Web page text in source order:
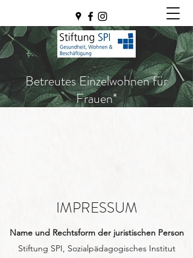
Betreutes Einzelwohnen für
Frauen*
IMPRESSUM
Name und Rechtsform der juristischen Person
Stiftung SPI, Sozialpädagogisches Institut